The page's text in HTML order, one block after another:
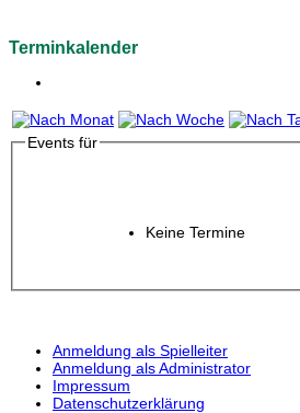
Terminkalender
Events für
Keine Termine
Anmeldung als Spielleiter
Anmeldung als Administrator
Impressum
Datenschutzerklärung